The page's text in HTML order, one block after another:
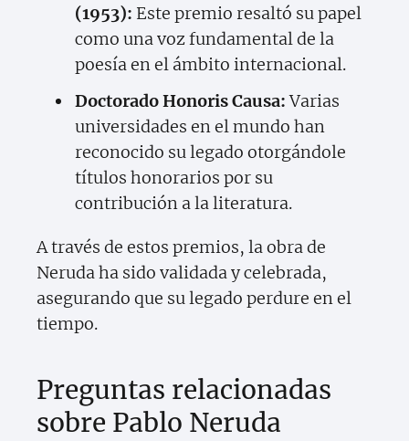
(1953): Este premio resaltó su papel
como una voz fundamental de la
poesía en el ámbito internacional.
Doctorado Honoris Causa:Varias
universidades en el mundo han
reconocido su legado otorgándole
títulos honorarios por su
contribución a la literatura.
A través de estos premios, la obra de
Neruda ha sido validada y celebrada,
asegurando que su legado perdure en el
tiempo.
Preguntas relacionadas
sobre Pablo Neruda